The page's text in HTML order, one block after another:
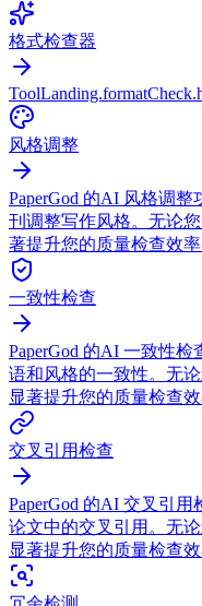
格式检查器
风格调整
PaperGod 的AI 风格调
刊调整写作风格。无论
著提升您的质量检查效率
一致性检查
PaperGod 的AI 一致性
语和风格的一致性。无
显著提升您的质量检查效
交叉引用检查
PaperGod 的AI 交叉引
论文中的交叉引用。无
显著提升您的质量检查效